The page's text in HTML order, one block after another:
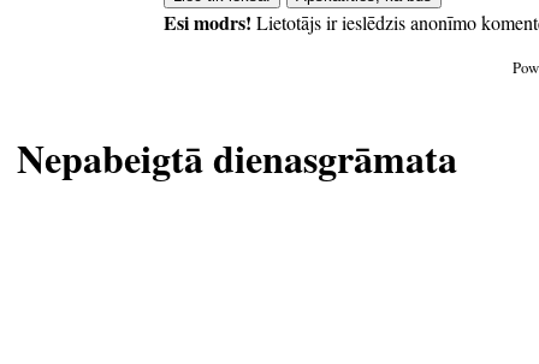
Esi modrs! Lietotājs ir ieslēdzis anonīmo
Nepabeigtā dienasgrāmata